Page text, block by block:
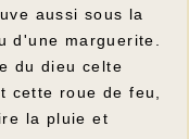
aussi sous la
d'une marguerite.
du dieu celte
cette roue de feu,
la pluie et